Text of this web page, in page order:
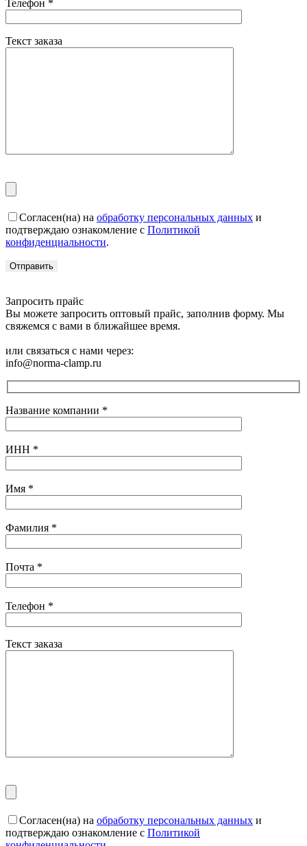
Телефон *
Текст заказа
Согласен(на) на обработку персональных данных и
подтверждаю ознакомление с Политикой
конфиденциальности.
Запросить прайс
Вы можете запросить оптовый прайс, заполнив форму. Мы
свяжемся с вами в ближайшее время.
или связаться с нами через:
info@norma-clamp.ru
Название компании *
ИНН *
Имя *
Фамилия *
Почта *
Телефон *
Текст заказа
Согласен(на) на обработку персональных данных и
подтверждаю ознакомление с Политикой